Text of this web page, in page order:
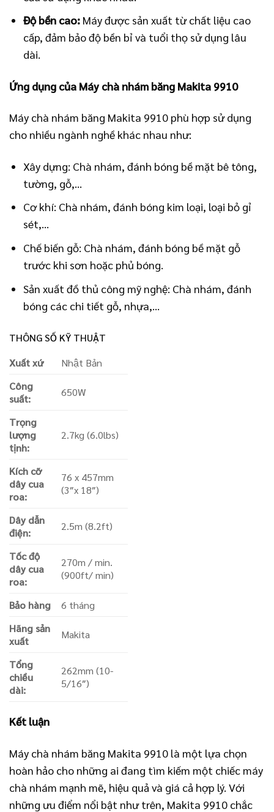
Độ bền cao: Máy được sản xuất từ chất liệu cao
cấp, đảm bảo độ bền bỉ và tuổi thọ sử dụng lâu
dài.
Ứng dụng của Máy chà nhám băng Makita 9910
Máy chà nhám băng Makita 9910 phù hợp sử dụng
cho nhiều ngành nghề khác nhau như:
Xây dựng: Chà nhám, đánh bóng bề mặt bê tông,
tường, gỗ,…
Cơ khí: Chà nhám, đánh bóng kim loại, loại bỏ gỉ
sét,…
Chế biến gỗ: Chà nhám, đánh bóng bề mặt gỗ
trước khi sơn hoặc phủ bóng.
Sản xuất đồ thủ công mỹ nghệ: Chà nhám, đánh
bóng các chi tiết gỗ, nhựa,…
THÔNG SỐ KỸ THUẬT
Xuất xứ
Nhật Bản
Công
suất:
650W
Trọng
lượng
tịnh:
2.7kg (6.0lbs)
Kích cỡ
dây cua
roa:
76 x 457mm
(3″x 18″)
Dây dẫn
điện:
2.5m (8.2ft)
Tốc độ
dây cua
roa:
270m / min.
(900ft/ min)
Bảo hàng
6 tháng
Hãng sản
xuất
Makita
Tổng
chiều
dài:
262mm (10-
5/16″)
Kết luận
Máy chà nhám băng Makita 9910 là một lựa chọn
hoàn hảo cho những ai đang tìm kiếm một chiếc máy
chà nhám mạnh mẽ, hiệu quả và giá cả hợp lý. Với
những ưu điểm nổi bật như trên, Makita 9910 chắc